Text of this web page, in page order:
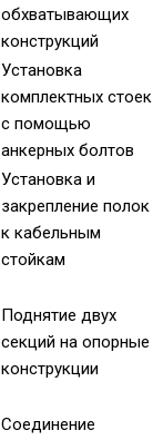
обхватывающих
конструкций
Установка
комплектных стоек
с помощью
анкерных болтов
Установка и
закрепление полок
к кабельным
стойкам
Поднятие двух
секций на опорные
конструкции
Соединение